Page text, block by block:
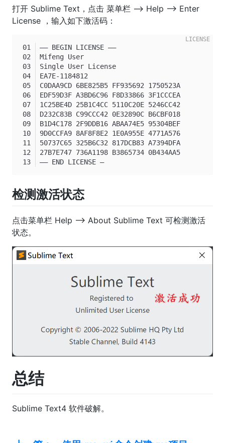
打开 Sublime Text，点击 菜单栏 -–> Help —> Enter
License ，输入如下激活码：
—– BEGIN LICENSE —–
Mifeng User
Single User License
EA7E-1184812
C0DAA9CD 6BE825B5 FF935692 1750523A
EDF59D3F A3BD6C96 F8D33866 3F1CCCEA
1C25BE4D 25B1C4CC 5110C20E 5246CC42
D232C83B C99CCC42 0E32890C B6CBF018
B1D4C178 2F9DDB16 ABAA74E5 95304BEF
9D0CCFA9 8AF8F8E2 1E0A955E 4771A576
50737C65 325B6C32 817DCB83 A7394DFA
27B7E747 736A1198 B3865734 0B434AA5
—— END LICENSE —
检测激活状态
点击菜单栏 Help —> About Sublime Text 可检测激活
状态。
总结
Sublime Text4 软件破解。